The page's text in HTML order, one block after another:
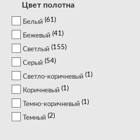
Цвет полотна
Белый 61
Бежевый 41
Светлый 155
Серый 54
Светло-коричневый 1
Коричневый 1
Темно-коричневый 1
Темный 2